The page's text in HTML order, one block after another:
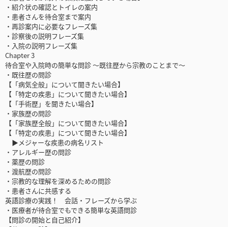
・紹介状の確認とトイレの案内
・患者さんを待合室まで案内
・再診案内に必要なフレーズ集
・診察後の説明フレーズ集
・入院の説明フレーズ集
Chapter 3
待合室や入院時の簡単な問診 ～既往歴から宗教のことまで～
・既往歴の問診
【「病気全般」について聞きたい場合】
【「特定の疾患」について聞きたい場合】
【「手術歴」を聞きたい場合】
・家族歴の問診
【「家族歴全般」について聞きたい場合】
【「特定の疾患」について聞きたい場合】
▶メジャーな疾患の病名リスト
・アレルギー歴の問診
・薬歴の問診
・渡航歴の問診
・宗教的な理解を深めるための問診
・患者さんに共感する
英語診療の実践！ 会話・フレーズから学ぶ
・医療者が待合室でもできる簡単な英語問診
【問診の開始と自己紹介】